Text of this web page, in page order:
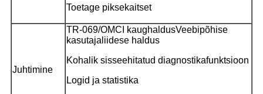
Toetage piksekaitset
Juhtimine
TR-069/OMCI kaughaldusVeebipõhise
kasutajaliidese haldus
Kohalik sisseehitatud diagnostikafunktsioon
Logid ja statistika